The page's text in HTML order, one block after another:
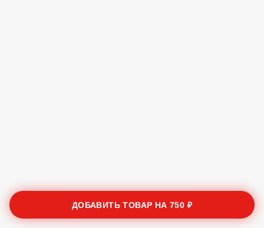
ДОБАВИТЬ ТОВАР НА750 ₽